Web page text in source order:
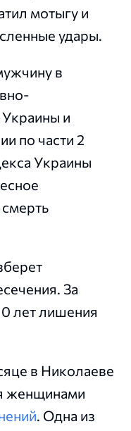
мотыгу и
удары.
в
Украины и
по части 2
Украины
За
лет лишения
в Николаеве
женщинами
. Одна из